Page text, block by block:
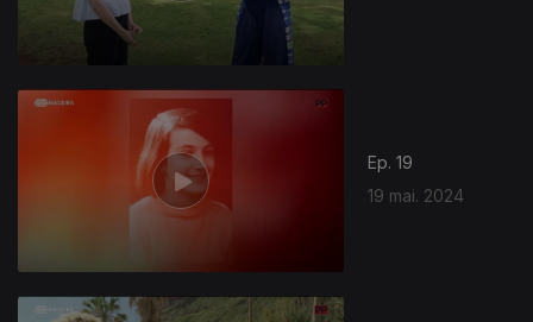
Ep. 19
19 mai. 2024